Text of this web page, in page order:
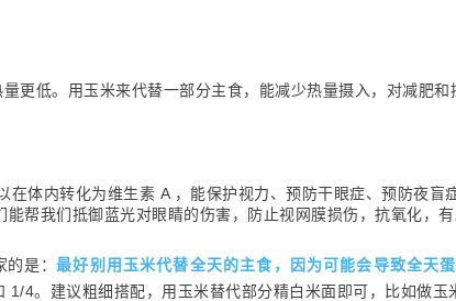
更低。用玉米来代替一部分主食，能减少热量摄入，对减肥和
在体内转化为维生素 A ，能保护视力、预防干眼症、预防夜盲
帮我们抵御蓝光对眼睛的伤害，防止视网膜损伤，抗氧化，有
的是：最好别用玉米代替全天的主食，因为可能会导致全天蛋
4。建议粗细搭配，用玉米替代部分精白米面即可，比如做玉